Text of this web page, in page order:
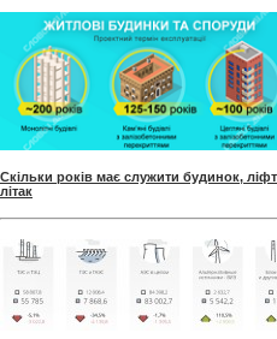
Скільки років має служити будинок,
літак